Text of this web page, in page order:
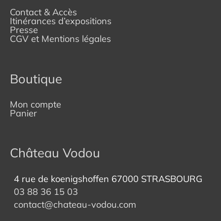
Contact & Accès
Itinérances d’expositions
Presse
CGV et Mentions légales
Boutique
Mon compte
Panier
Château Vodou
4 rue de koenigshoffen 67000 STRASBOURG
03 88 36 15 03
contact@chateau-vodou.com